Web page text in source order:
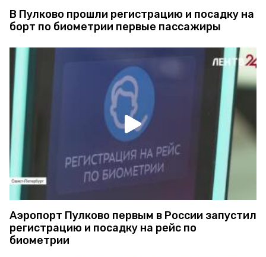
В Пулково прошли регистрацию и посадку на
борт по биометрии первые пассажиры
Аэропорт Пулково первым в России запустил
регистрацию и посадку на рейс по
биометрии